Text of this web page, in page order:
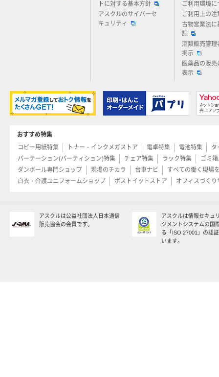
トに対する基本方針
アスクルのサイバーセ
キュリティ
ご利用環境に
ご利用上の注
古物営業法に
記
酒類販売管理
掲示
医薬品の販売
表示
おすすめ特集
コピー用紙特集
トナー・インクメガストア 電卓特集 電池特集
タ
パーテーション(パーティション)特集
チェア特集 ラック特集
ゴミ
ダンボール専門ショップ
現場のチカラ 台車ナビ
すべての働く現場
白衣・介護ユニフォームショップ
ポストイットストア オフィスづくり
アスクルは公益社団法人日本通信
販売協会の会員です。
アスクルは情報セキュ
ジメントシステムの国
る「ISO 27001」の認
います。